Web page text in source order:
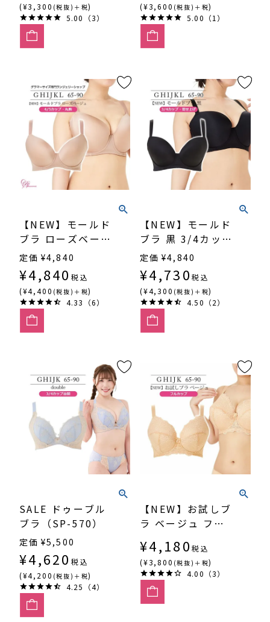
(¥3,300 (税抜)＋税)
5.00（3）
(¥3,600 (税抜)＋税)
5.00（1）
【NEW】モールド
ブラ ローズベージ
ュ 4/5カップ・丸
胸 （SP551）
定価 ¥4,840
¥4,840 税込
(¥4,400 (税抜)＋税)
4.33（6）
【NEW】モールド
ブラ 黒 3/4カッ
プ・寄せ上げ
（SP-552）
定価 ¥4,840
¥4,730 税込
(¥4,300 (税抜)＋税)
4.50（2）
SALE ドゥーブル
ブラ（SP-570）
定価 ¥5,500
¥4,620 税込
(¥4,200 (税抜)＋税)
4.25（4）
【NEW】お試しブ
ラ ベージュ フル
¥4,180 税込
(¥3,800 (税抜)＋税)
4.00（3）